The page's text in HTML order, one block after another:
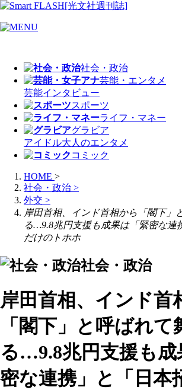
社会・政治
芸能・エンタメ
芸能インタビュー
スポーツ
ライフ・マネー
グラビア
アイドル大人のエンタメ
コミック
HOME >
社会・政治 >
外交 >
岸田首相、インド首相から「閣下」
る…9.8兆円支援も成果は「緊密な連
だけのトホホ
社会・政治
岸田首相、インド首
「閣下」と呼ばれて
る…9.8兆円支援も成
密な連携」と「日本